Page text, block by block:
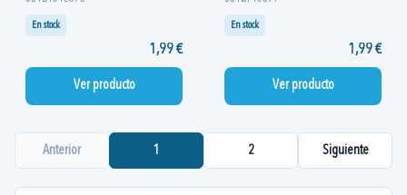
En stock
1,99 €
Ver producto
En stock
1,99 €
Ver producto
Anterior 1 2 Siguiente